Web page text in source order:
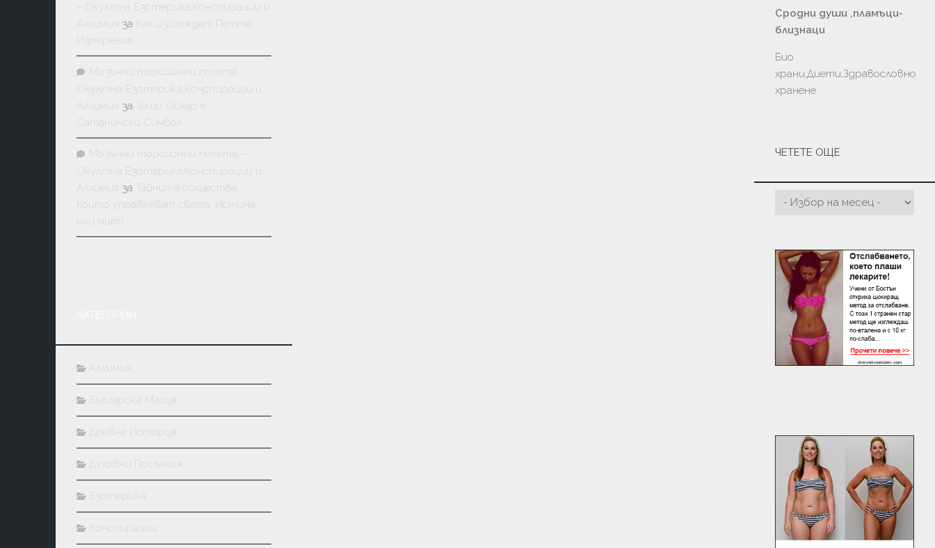
– Окултна Езотерика,Конспирации и
Алхимия за Как изглеждат Петте
Измерения
Мозъчни торсионни полета –
Окултна Езотерика,Конспирации и
Алхимия за Защо Оскар е
Сатанински Символ
Мозъчни торсионни полета –
Окултна Езотерика,Конспирации и
Алхимия за Тайните общества,
които управляват света: Истина
или мит?
Алхимия
Българска Магия
Древна История
Духовни Послания
Езотерика
Конспирации
Сродни души ,пламъци-
близнаци
Био
храни,Диети,Здравословно
хранене
ЧЕТЕТЕ ОЩЕ